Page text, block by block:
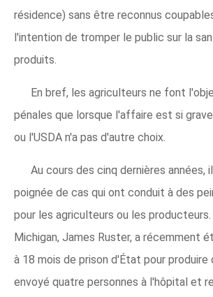
résidence) sans être reconnus
l'intention de tromper le public sur la
produits.
En bref, les agriculteurs ne font
pénales que lorsque l'affaire est si
ou l'USDA n'a pas d'autre choix.
Au cours des cinq dernières années,
poignée de cas qui ont conduit à des
pour les agriculteurs ou les
Michigan, James Ruster, a récemment
à 18 mois de prison d'État pour produire
envoyé quatre personnes à l'hôpital et